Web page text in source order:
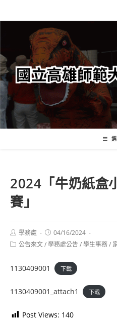
轉
要
內
容
2024「牛奶紙盒
賽」
Post
author:
學務處
Post
published:
04/16/2024
Post公告來文/學務處公告/學生事務/
1130409001 下載
1130409001_attach1 下載
Post Views: 140